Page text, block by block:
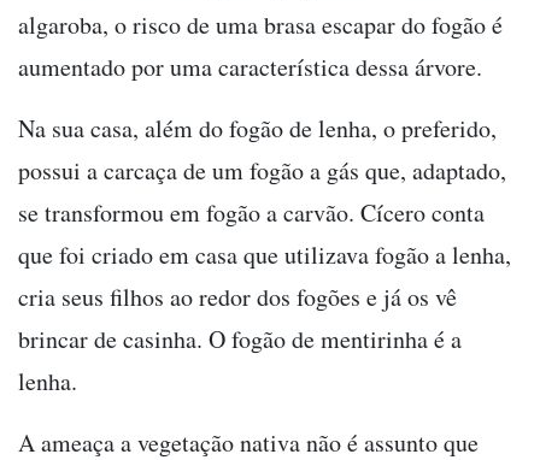
algaroba, o risco de uma brasa escapar do fogão é
aumentado por uma característica dessa árvore.
Na sua casa, além do fogão de lenha, o preferido,
possui a carcaça de um fogão a gás que, adaptado,
se transformou em fogão a carvão. Cícero conta
que foi criado em casa que utilizava fogão a lenha,
cria seus filhos ao redor dos fogões e já os vê
brincar de casinha. O fogão de mentirinha é a
lenha.
A ameaça a vegetação nativa não é assunto que